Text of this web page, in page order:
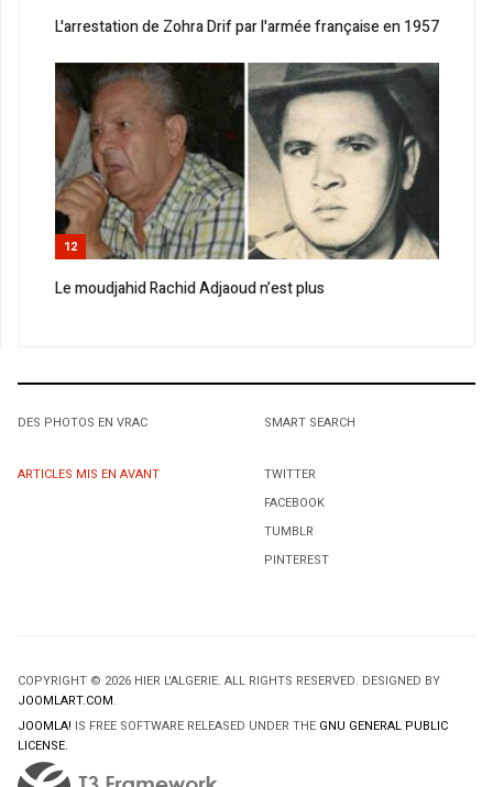
L'arrestation de Zohra Drif par l'armée française en 1957
12
Le moudjahid Rachid Adjaoud n’est plus
DES PHOTOS EN VRAC SMART SEARCH
ARTICLES MIS EN AVANT
TWITTER
FACEBOOK
TUMBLR
PINTEREST
COPYRIGHT © 2026 HIER L'ALGERIE. ALL RIGHTS RESERVED. DESIGNED BY
JOOMLART.COM.
JOOMLA! IS FREE SOFTWARE RELEASED UNDER THE GNU GENERAL PUBLIC
LICENSE.